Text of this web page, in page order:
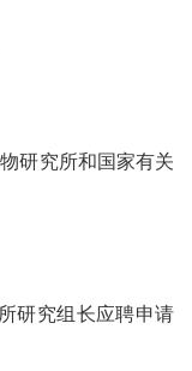
研究所和国家有关
研究组长应聘申请